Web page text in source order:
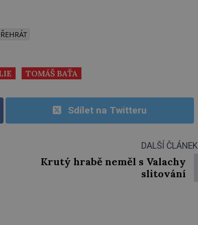
TOMÁŠ BAŤA
Sdílet na Twitteru
DALŠÍ ČLÁNEK
Krutý hrabě neměl s Valachy
slitování